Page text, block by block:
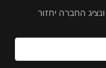
החברה יחזור